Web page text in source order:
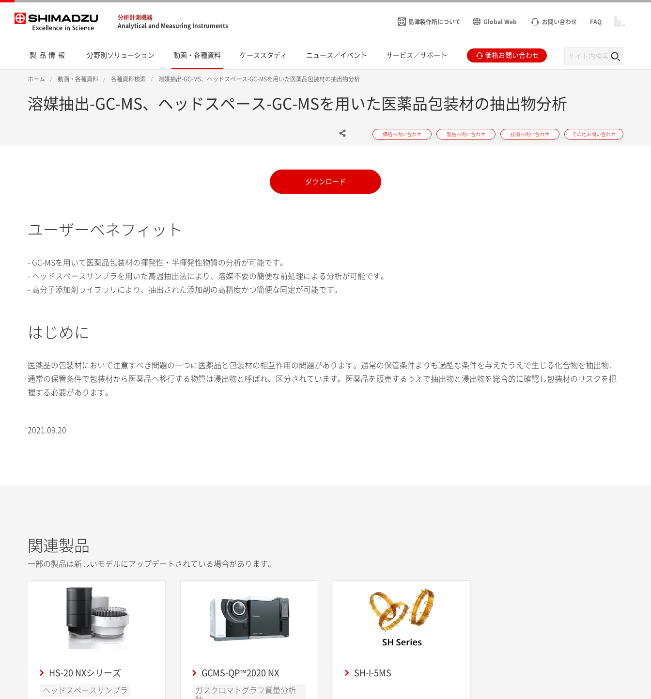
分析計測機器
Analytical and Measuring Instruments
島津製作所について Global Web お問い合わせ FAQ
製品情報 分野別ソリューション 動画・各種資料 ケーススタディ ニュース／イベント サービス／サポート 価格お問い合わせ
ホーム 動画・各種資料 各種資料検索 溶媒抽出-GC-MS、ヘッドスペース-GC-MSを用いた医薬品包装材の抽出物分析
溶媒抽出-GC-MS、ヘッドスペース-GC-MSを用いた医薬品包装材の抽出物分析
価格お問い合わせ 製品お問い合わせ 技術お問い合わせ その他お問い合わせ
ダウンロード
ユーザーベネフィット
- GC-MSを用いて医薬品包装材の揮発性・半揮発性物質の分析が可能です。
- ヘッドスペースサンプラを用いた高温抽出法により、溶媒不要の簡便な前処理による分析が可能です。
- 高分子添加剤ライブラリにより、抽出された添加剤の高精度かつ簡便な同定が可能です。
はじめに
医薬品の包装材において注意すべき問題の一つに医薬品と包装材の相互作用の問題があります。通常の保管条件よりも過酷な条件を与えたうえで生じる化合物を抽出物、
通常の保管条件で包装材から医薬品へ移行する物質は浸出物と呼ばれ、区分されています。医薬品を販売するうえで抽出物と浸出物を総合的に確認し包装材のリスクを把
握する必要があります。
2021.09.20
関連製品
一部の製品は新しいモデルにアップデートされている場合があります。
HS-20 NXシリーズ
ヘッドスペースサンプラ
GCMS-QP™2020 NX
ガスクロマトグラフ質量分析
SH-I-5MS